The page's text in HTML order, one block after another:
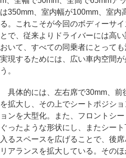
は350mm、室内幅が100mm、室内
る。これこそが今回のボディーサ
とで、従来よりドライバーには高
おいて、すべての同乗者にとって
実現するためには、広い車内空間
う。
具体的には、左右席で30mm、前
を拡大し、その上でシートポジシ
ョンを大型化。また、フロントシ
ぐったような形状にし、またシー
入るスペースを広げることで、後
リアランスを拡大している。その